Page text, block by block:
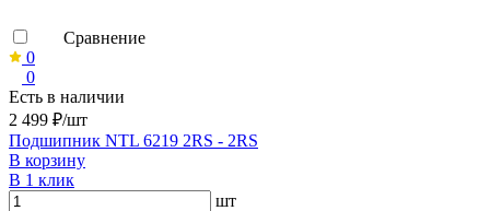
Сравнение
0
0
Есть в наличии
2 499 ₽/шт
Подшипник NTL 6219 2RS - 2RS
В корзину
В 1 клик
шт